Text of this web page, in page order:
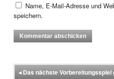
Name, E-Mail-Adresse und
speichern.
◂Das nächste Vorbereitungsspiel